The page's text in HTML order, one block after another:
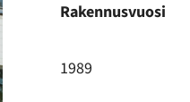
Rakennusvuosi
1989